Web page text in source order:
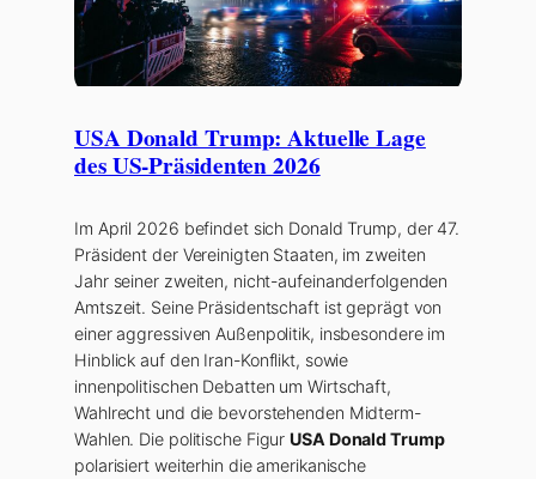
USA Donald Trump: Aktuelle Lage
des US-Präsidenten 2026
Im April 2026 befindet sich Donald Trump, der 47.
Präsident der Vereinigten Staaten, im zweiten
Jahr seiner zweiten, nicht-aufeinanderfolgenden
Amtszeit. Seine Präsidentschaft ist geprägt von
einer aggressiven Außenpolitik, insbesondere im
Hinblick auf den Iran-Konflikt, sowie
innenpolitischen Debatten um Wirtschaft,
Wahlrecht und die bevorstehenden Midterm-
Wahlen. Die politische FigurUSA Donald Trump
polarisiert weiterhin die amerikanische